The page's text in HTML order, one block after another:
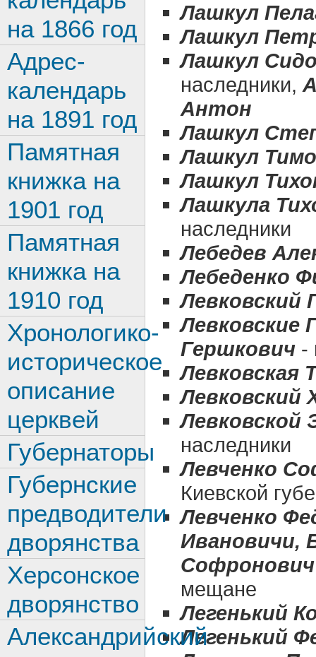
Лашкул
Лашкул
Лашкул
наследники,
Антон
Лашкул
Лашкул
Лашкул
Лашкула
наследники
Лебедев
Лебеденко
Левковский
Левковские
Гершкович-
Левковская
Левковский
Левковской
наследники
Левченко
Киевской
Левченко
Ивановичи,
мещане
Легенький
Легенький
на 1866 год
Адрес-
календарь
на 1891 год
Памятная
книжка на
1901 год
Памятная
книжка на
1910 год
Хронологико-
историческое
описание
церквей
Губернаторы
Губернские
предводители
дворянства
Херсонское
дворянство
Александрийский